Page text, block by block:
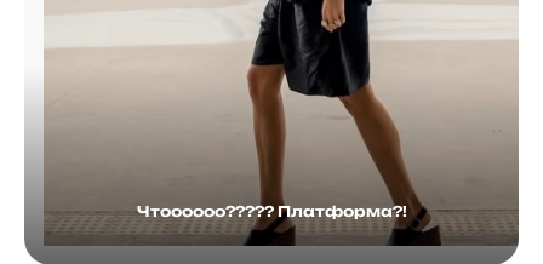
Чтоооооо????? Платформа?!